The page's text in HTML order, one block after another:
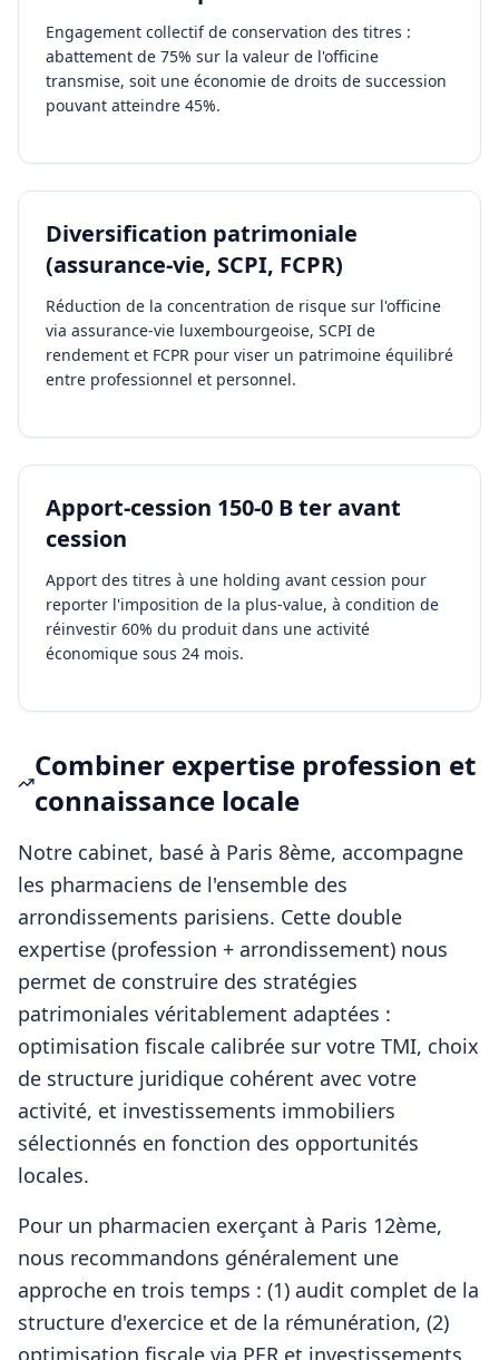
Engagement collectif de conservation des titres :
abattement de 75% sur la valeur de l'officine
transmise, soit une économie de droits de succession
pouvant atteindre 45%.
Diversification patrimoniale
(assurance-vie, SCPI, FCPR)
Réduction de la concentration de risque sur l'officine
via assurance-vie luxembourgeoise, SCPI de
rendement et FCPR pour viser un patrimoine équilibré
entre professionnel et personnel.
Apport-cession 150-0 B ter avant
cession
Apport des titres à une holding avant cession pour
reporter l'imposition de la plus-value, à condition de
réinvestir 60% du produit dans une activité
économique sous 24 mois.
Combiner expertise profession et
connaissance locale
Notre cabinet, basé à Paris 8ème, accompagne
les pharmaciens de l'ensemble des
arrondissements parisiens. Cette double
expertise (profession + arrondissement) nous
permet de construire des stratégies
patrimoniales véritablement adaptées :
optimisation fiscale calibrée sur votre TMI, choix
de structure juridique cohérent avec votre
activité, et investissements immobiliers
sélectionnés en fonction des opportunités
locales.
Pour un pharmacien exerçant à Paris 12ème,
nous recommandons généralement une
approche en trois temps : (1) audit complet de la
structure d'exercice et de la rémunération, (2)
optimisation fiscale via PER et investissements